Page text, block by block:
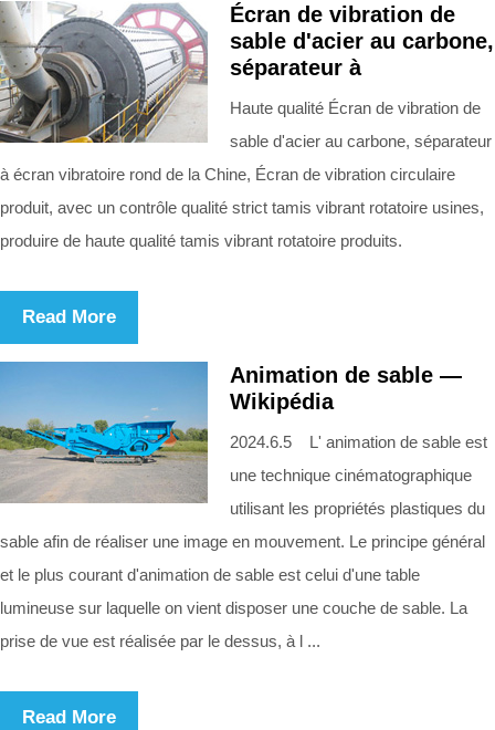
Écran de vibration de
sable d'acier au carbone,
séparateur à
Haute qualité Écran de vibration de
sable d'acier au carbone, séparateur
à écran vibratoire rond de la Chine, Écran de vibration circulaire
produit, avec un contrôle qualité strict tamis vibrant rotatoire usines,
produire de haute qualité tamis vibrant rotatoire produits.
Read More
Animation de sable —
Wikipédia
2024.6.5 L' animation de sable est
une technique cinématographique
utilisant les propriétés plastiques du
sable afin de réaliser une image en mouvement. Le principe général
et le plus courant d'animation de sable est celui d'une table
lumineuse sur laquelle on vient disposer une couche de sable. La
prise de vue est réalisée par le dessus, à l ...
Read More